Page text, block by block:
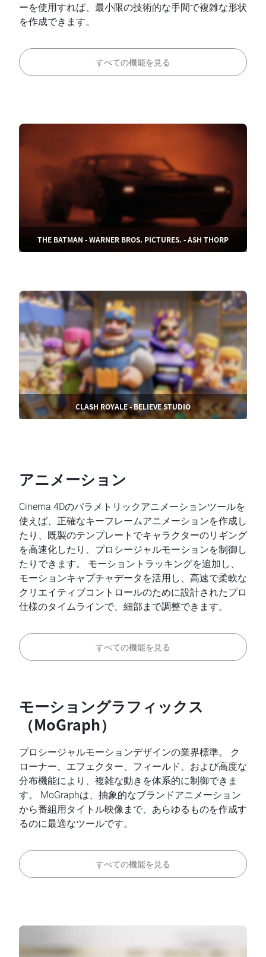
ーを使用すれば、最小限の技術的な手間で複雑な形状
を作成できます。
すべての機能を見る
THE BATMAN - WARNER BROS. PICTURES. - ASH THORP
CLASH ROYALE - BELIEVE STUDIO
アニメーション
Cinema 4Dのパラメトリックアニメーションツールを
使えば、正確なキーフレームアニメーションを作成し
たり、既製のテンプレートでキャラクターのリギング
を高速化したり、プロシージャルモーションを制御し
たりできます。 モーショントラッキングを追加し、
モーションキャプチャデータを活用し、高速で柔軟な
クリエイティブコントロールのために設計されたプロ
仕様のタイムラインで、細部まで調整できます。
すべての機能を見る
モーショングラフィックス
（MoGraph）
プロシージャルモーションデザインの業界標準。 ク
ローナー、エフェクター、フィールド、および高度な
分布機能により、複雑な動きを体系的に制御できま
す。 MoGraphは、抽象的なブランドアニメーション
から番組用タイトル映像まで、あらゆるものを作成す
るのに最適なツールです。
すべての機能を見る